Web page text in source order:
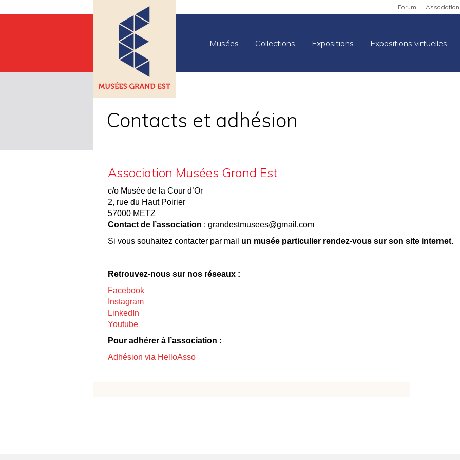
Forum Association
Musées Collections Expositions Expositions virtuelles
Contacts et adhésion
Association Musées Grand Est
c/o Musée de la Cour d’Or
2, rue du Haut Poirier
57000 METZ
Contact de l’association : grandestmusees@gmail.com
Si vous souhaitez contacter par mail un musée particulier rendez-vous sur son site internet.
Retrouvez-nous sur nos réseaux :
Facebook
Instagram
LinkedIn
Youtube
Pour adhérer à l’association :
Adhésion via HelloAsso